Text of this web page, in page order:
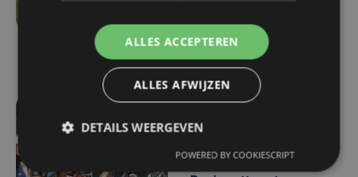
"Waarom zou ik onze
ambitie beperken?"
Vaneeckhoutte en Milan
ALLES ACCEPTEREN
ALLES AFWIJZEN
DETAILS WEERGEVEN
POWERED BY COOKIESCRIPT